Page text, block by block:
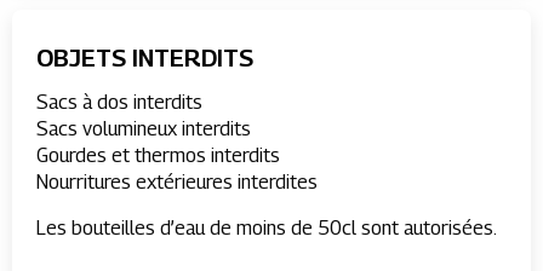
OBJETS INTERDITS
Sacs à dos interdits
Sacs volumineux interdits
Gourdes et thermos interdits
Nourritures extérieures interdites
Les bouteilles d’eau de moins de 50cl sont autorisées.